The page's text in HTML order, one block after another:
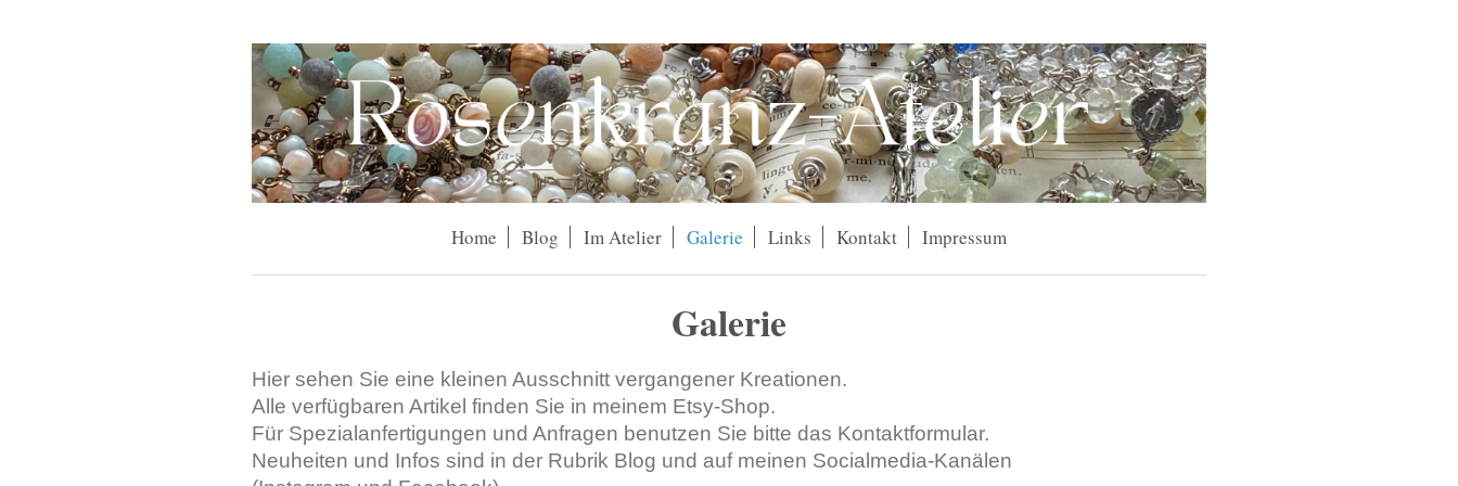
Home Blog Im Atelier Galerie Links Kontakt Impressum
Galerie
Hier sehen Sie eine kleinen Ausschnitt vergangener Kreationen.
Alle verfügbaren Artikel finden Sie in meinem Etsy-Shop.
Für Spezialanfertigungen und Anfragen benutzen Sie bitte das Kontaktformular.
Neuheiten und Infos sind in der Rubrik Blog und auf meinen Socialmedia-Kanälen